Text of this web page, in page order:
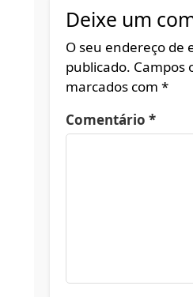
Deixe um
O seu endereço de
publicado. Campos
marcados com *
Comentário *